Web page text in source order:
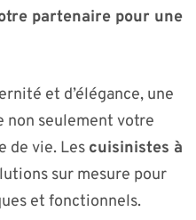
partenaire pour une
et d’élégance, une
non seulement votre
de vie. Les cuisinistes à
sur mesure pour
et fonctionnels.